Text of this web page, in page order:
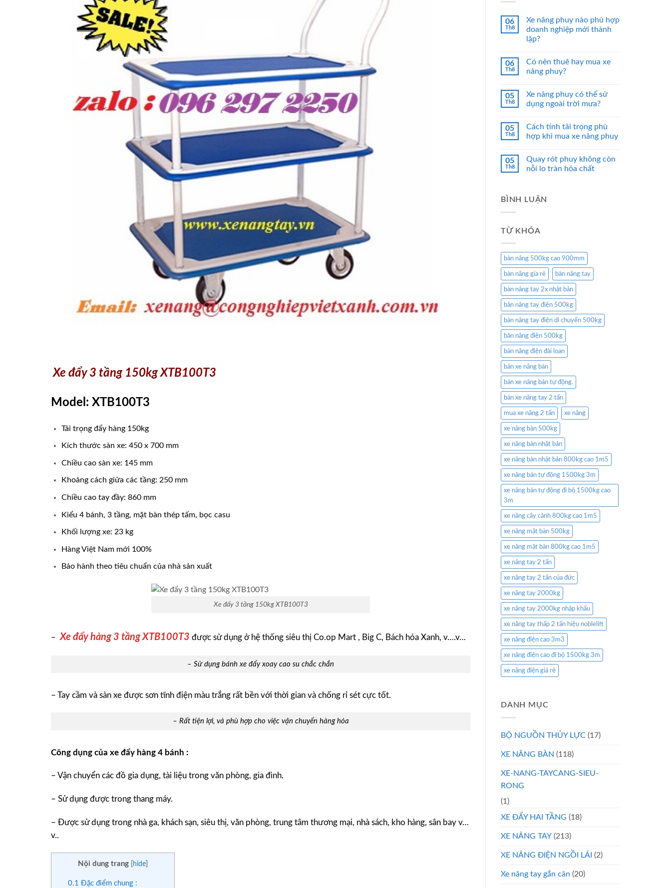
Xe đẩy 3 tầng 150kg XTB100T3
Model: XTB100T3
Tải trọng đẩy hàng 150kg
Kích thước sàn xe: 450 x 700 mm
Chiều cao sàn xe: 145 mm
Khoảng cách giữa các tầng: 250 mm
Chiều cao tay đầy: 860 mm
Kiểu 4 bánh, 3 tầng, mặt bàn thép tấm, bọc casu
Khối lượng xe: 23 kg
Hàng Việt Nam mới 100%
Bảo hành theo tiêu chuẩn của nhà sản xuất
Xe đẩy 3 tầng 150kg XTB100T3
– Xe đẩy hàng 3 tầng XTB100T3 được sử dụng ở hệ thống siêu thị Co.op Mart , Big C, Bách hóa Xanh, v….v…
– Sử dụng bánh xe đẩy xoay cao su chắc chắn
– Tay cầm và sàn xe được sơn tĩnh điện màu trắng rất bền với thời gian và chống rỉ sét cực tốt.
– Rất tiện lợi, và phù hợp cho việc vận chuyển hàng hóa
Công dụng của xe đẩy hàng 4 bánh :
– Vận chuyển các đồ gia dụng, tài liệu trong văn phòng, gia đình.
– Sử dụng được trong thang máy.
– Được sử dụng trong nhà ga, khách sạn, siêu thị, văn phòng, trung tâm thương mại, nhà sách, kho hàng, sân bay v…
v..
Nội dung trang hide
0.1 Đặc điểm chung :
06
Th8
Xe nâng phuy nào phù hợp
doanh nghiệp mới thành
lập?
06
Th8
Có nên thuê hay mua xe
nâng phuy?
05
Th8
Xe nâng phuy có thể sử
dụng ngoài trời mưa?
05
Th8
Cách tính tải trọng phù
hợp khi mua xe nâng phuy
05
Th8
Quay rót phuy không còn
nỗi lo tràn hóa chất
BÌNH LUẬN
TỪ KHÓA
bàn nâng 500kg cao 900mm
bàn nâng gía rẻ bàn nâng tay
bàn nâng tay 2x nhật bản
bàn nâng tay điện 500kg
bàn nâng tay điện di chuyển 500kg
bàn nâng điện 500kg
bàn nâng điện đài loan
bán xe nâng bàn
bán xe nâng bán tự động.
bán xe nâng tay 2 tấn
mua xe nâng 2 tấn xe nâng
xe nâng bàn 500kg
xe nâng bàn nhật bản
xe nâng bàn nhật bản 800kg cao 1m5
xe nâng bán tự động 1500kg 3m
xe nâng bán tự động đi bộ 1500kg cao
3m
xe nâng cây cảnh 800kg cao 1m5
xe nâng mặt bàn 500kg
xe nâng mặt bàn 800kg cao 1m5
xe nâng tay 2 tấn
xe nâng tay 2 tấn của đức
xe nâng tay 2000kg
xe nâng tay 2000kg nhập khẩu
xe nâng tay thấp 2 tấn hiệu noblelift
xe nâng điện cao 3m3
xe nâng điện cao đi bộ 1500kg 3m
xe nâng điện giá rẻ
DANH MỤC
BỘ NGUỒN THỦY LỰC (17)
XE NÂNG BÀN (118)
XE-NANG-TAYCANG-SIEU-
RONG
(1)
XE ĐẨY HAI TẦNG (18)
XE NÂNG TAY (213)
XE NÂNG ĐIỆN NGỒI LÁI (2)
Xe nâng tay gắn cân (20)